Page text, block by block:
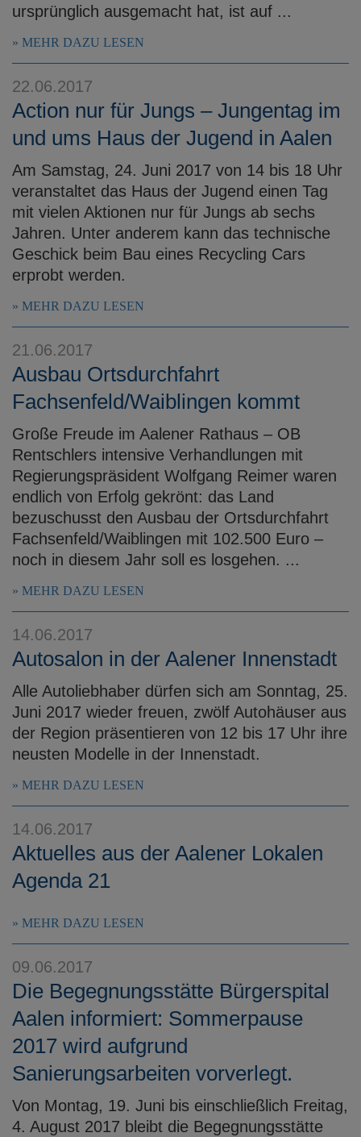
ursprünglich ausgemacht hat, ist auf ...
MEHR DAZU LESEN
22.06.2017
Action nur für Jungs – Jungentag im
und ums Haus der Jugend in Aalen
Am Samstag, 24. Juni 2017 von 14 bis 18 Uhr
veranstaltet das Haus der Jugend einen Tag
mit vielen Aktionen nur für Jungs ab sechs
Jahren. Unter anderem kann das technische
Geschick beim Bau eines Recycling Cars
erprobt werden.
MEHR DAZU LESEN
21.06.2017
Ausbau Ortsdurchfahrt
Fachsenfeld/Waiblingen kommt
Große Freude im Aalener Rathaus – OB
Rentschlers intensive Verhandlungen mit
Regierungspräsident Wolfgang Reimer waren
endlich von Erfolg gekrönt: das Land
bezuschusst den Ausbau der Ortsdurchfahrt
Fachsenfeld/Waiblingen mit 102.500 Euro –
noch in diesem Jahr soll es losgehen. ...
MEHR DAZU LESEN
14.06.2017
Autosalon in der Aalener Innenstadt
Alle Autoliebhaber dürfen sich am Sonntag, 25.
Juni 2017 wieder freuen, zwölf Autohäuser aus
der Region präsentieren von 12 bis 17 Uhr ihre
neusten Modelle in der Innenstadt.
MEHR DAZU LESEN
14.06.2017
Aktuelles aus der Aalener Lokalen
Agenda 21
MEHR DAZU LESEN
09.06.2017
Die Begegnungsstätte Bürgerspital
Aalen informiert: Sommerpause
2017 wird aufgrund
Sanierungsarbeiten vorverlegt.
Von Montag, 19. Juni bis einschließlich Freitag,
4. August 2017 bleibt die Begegnungsstätte